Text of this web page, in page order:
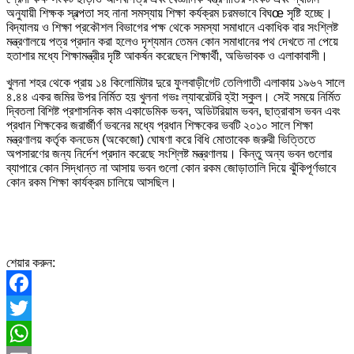
অনুযায়ী শিক্ষক স্বল্পতা সহ নানা সমস্যায় শিক্ষা কর্যক্রম চরমভাবে বিঘœ সৃষ্টি হচ্ছে।
বিদ্যালয় ও শিক্ষা প্রকৌশল বিভাগের পক্ষ থেকে সমস্যা সমাধানে একাধিক বার সংশ্লিষ্ট
মন্ত্রণালয়ে পত্র প্রদান করা হলেও দৃশ্যমান তেমন কোন সমাধানের পথ দেখতে না পেয়ে
হতাশার মধ্যে শিক্ষামন্ত্রীর দৃষ্টি আকর্ষন করেছেন শিক্ষার্থী, অভিভাবক ও এলাকাবাসী।
খুলনা শহর থেকে প্রায় ১৪ কিলোমিটার দুরে ফুলবাড়ীগেট তেলিগাতী এলাকায় ১৯৬৭ সালে
৪.৪৪ একর জমির উপর নির্মিত হয় খুলনা গভঃ ল্যাবরেটরি হ্ইা স্কুল। সেই সময়ে নির্মিত
দ্বিতলা বিশিষ্ট প্রশাসনিক কাম একাডেমিক ভবন, অডিটরিয়াম ভবন, ছাত্রাবাস ভবন এবং
প্রধান শিক্ষকের জরার্জীর্ণ ভবনের মধ্যে প্রধান শিক্ষকের ভবটি ২০১০ সালে শিক্ষা
মন্ত্রণালয় কর্তৃক কনডেম (অকেজো) ঘোষণা করে বিধি মোতাবেক জরুরী ভিত্তিতে
অপসারণের জন্য নির্দেশ প্রদান করেছে সংশ্লিষ্ট মন্ত্রণালয়। কিন্তু অন্য ভবন গুলোর
ব্যাপারে কোন সিদ্ধান্ত না আসায় ভবন গুলো কোন রকম জোড়াতালি দিয়ে ঝুঁকিপূর্ণভাবে
কোন রকম শিক্ষা কার্যক্রম চালিয়ে আসছিল।
শেয়ার করুন:
Facebook
Twitter